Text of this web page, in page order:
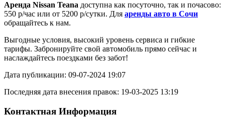
Аренда Nissan Teana доступна как посуточно, так и почасово:
550 р/час или от 5200 р/сутки. Для аренды авто в Сочи
обращайтесь к нам.
Выгодные условия, высокий уровень сервиса и гибкие
тарифы. Забронируйте свой автомобиль прямо сейчас и
наслаждайтесь поездками без забот!
Дата публикации: 09-07-2024 19:07
Последняя дата внесения правок: 19-03-2025 13:19
Контактная Информация